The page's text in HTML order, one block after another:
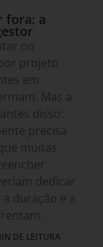
fora: a
no
projeto
em
Mas a
disso:
precisa
muitas
dedicar
duração e a
DE LEITURA